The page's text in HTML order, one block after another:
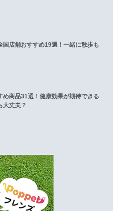
国店舗おすすめ19選！一緒に散歩も
め商品31選！健康効果が期待できる
大丈夫？